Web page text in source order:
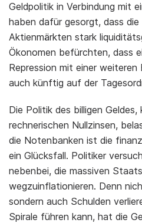
Geldpolitik in Verbindung mit
haben dafür gesorgt, dass die
Aktienmärkten stark
Ökonomen befürchten, dass
Repression mit einer
auch künftig auf der
Die Politik des billigen
rechnerischen Nullzinsen,
die Notenbanken ist die
ein Glücksfall. Politiker
nebenbei, die massiven
wegzuinflationieren. Denn
sondern auch Schulden
Spirale führen kann, hat die